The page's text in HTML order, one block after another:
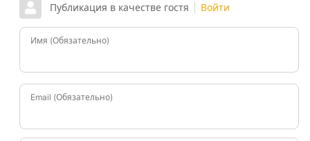
Публикация в качестве гостя Войти
Имя (Обязательно)
Email (Обязательно)